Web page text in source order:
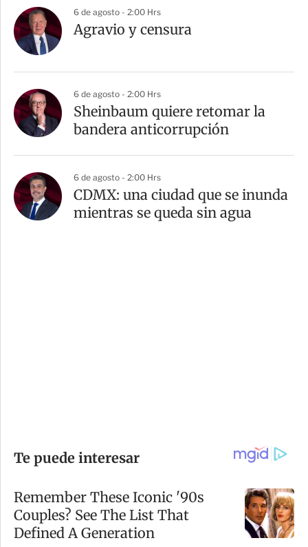
6 de agosto - 2:00 Hrs
Agravio y censura
6 de agosto - 2:00 Hrs
Sheinbaum quiere retomar la
bandera anticorrupción
6 de agosto - 2:00 Hrs
CDMX: una ciudad que se inunda
mientras se queda sin agua